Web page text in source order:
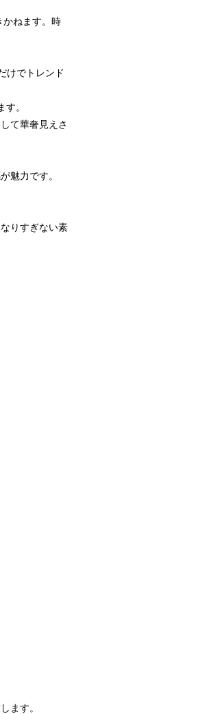
かねます。時
けでトレンド
。
て華奢見えさ
魅力です。
りすぎない素
ます。